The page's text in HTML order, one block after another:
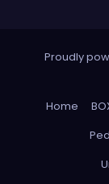
Proudly
Home